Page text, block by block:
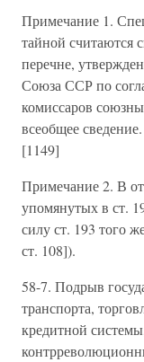
Примечание 1.
тайной считаются
перечне,
Союза ССР по
комиссаров
всеобщее
[1149]
Примечание 2. В
упомянутых в ст.
силу ст. 193 того
ст. 108]).
58-7. Подрыв
транспорта,
кредитной